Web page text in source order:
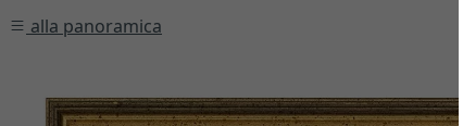
alla panoramica